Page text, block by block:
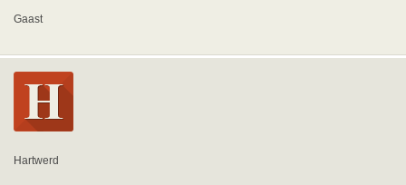
Gaast
Hartwerd